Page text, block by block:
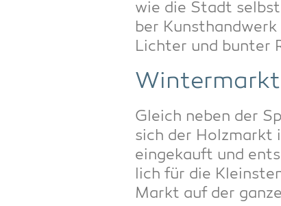
wie die Stadt
ber
Lich­ter und bun­ter
Gleich neben der
sich der Holz­markt
ein­ge­kauft und
lich für die
Markt auf der